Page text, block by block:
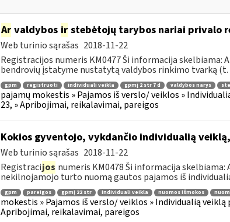
Arvaldybos irstebėtojų tarybos nariai privalo
Web turinio sąrašas 2018-11-22
Registracijos numeris KM0477 Ši informacija
bendrovių įstatyme nustatytą valdybos rinkimo tvarką (t.
gpm registruoti individuali veikla gpmį 2 str 7 d valdybos narys
pajamų mokestis » Pajamos iš verslo/ veiklos »
23, » Apribojimai, reikalavimai, pareigos
Kokios gyventojo, vykdančio individualią
Web turinio sąrašas 2018-11-22
Registracijos numeris KM0478 Ši informacija
nekilnojamojo turto nuomą gautos pajamos iš
gpm pareigos gpmį 22 str individuali veikla nuomos išmokos
mokestis » Pajamos iš verslo/ veiklos » Individualią veiklą
Apribojimai, reikalavimai, pareigos